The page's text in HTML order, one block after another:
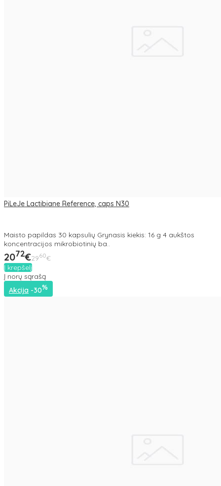
PiLeJe Lactibiane Reference, caps N30
Maisto papildas 30 kapsulių Grynasis kiekis: 16 g 4 aukštos
koncentracijos mikrobiotinių ba..
2072€2960€
Į krepšelį
Į norų sąrašą
Akcija -30%